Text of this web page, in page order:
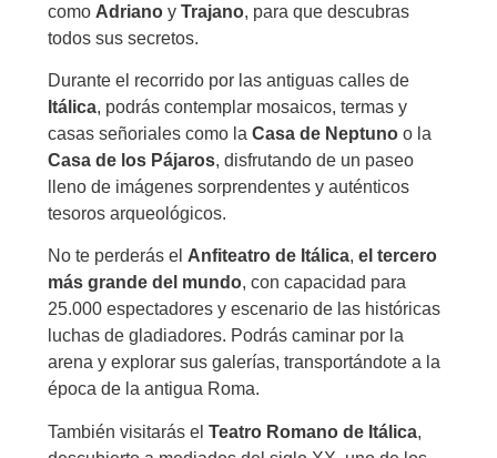
como Adrianoy Trajano, para que descubras
todos sus secretos.
Durante el recorrido por las antiguas calles de
Itálica, podrás contemplar mosaicos, termas y
casas señoriales como la Casa de Neptunoo la
Casa de los Pájaros, disfrutando de un paseo
lleno de imágenes sorprendentes y auténticos
tesoros arqueológicos.
No te perderás el Anfiteatro de Itálica, el tercero
más grande del mundo, con capacidad para
25.000 espectadores y escenario de las históricas
luchas de gladiadores. Podrás caminar por la
arena y explorar sus galerías, transportándote a la
época de la antigua Roma.
También visitarás el Teatro Romano de Itálica,